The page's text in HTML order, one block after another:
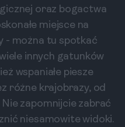
oraz bogactwa
miejsce na
- można tu spotkać
innych gatunków
wspaniałe piesze
różne krajobrazy, od
Nie zapomnijcie zabrać
niesamowite widoki.